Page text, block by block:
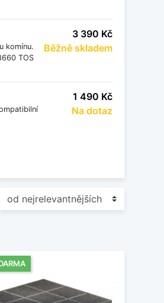
zohlednit způsob
a komfortní
komínu.
TOS
3 390 Kč
Běžně skladem
1 490 Kč
Na dotaz